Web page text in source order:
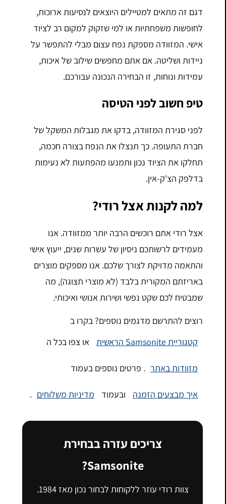
דגם זה מתאים למטיילים היוצאים לנסיעות ארוכות,
לחופשות משפחתיות או למי שזקוק למקום רב לציוד
אישי. המזוודה מספקת נפח עצום מבלי להתפשר על
ניידות ושליטה. אם אתם מחפשים שילוב של איכות,
עמידות ונוחות, זו הבחירה הנכונה עבורכם.
טיפ חשוב לפני הטיסה
לפני סגירת המזוודה, בדקו את מגבלות המשקל של
חברת התעופה. כך תנצלו את הנפח בצורה חכמה,
תחלקו את הציוד נכון ותמנעו מהפתעות לא נעימות
בדלפק הצ'ק-אין.
למה לקנות אצל רודי?
אצל רודי אתם רוכשים הרבה יותר ממזוודה. אנו
מעמידים לרשותכם ניסיון של עשרות שנים, ייעוץ אישי
והתאמה מדויקת לצורך שלכם. אנו מספקים מוצרים
באריזתם המקורית בלבד (לא מוצרי תצוגה), מה
שמבטיח לכם שקט נפשי ושירות אנושי ואיכותי.
רוצים להתרשם מדגמים נוספים? בקרו ב
קטגוריית Samsonite הראשית
או צפו בכל ה
מזוודות באתר . פרטים נוספים בעמוד
איך מבצעים הזמנה ובעמוד מדיניות משלוחים
צריכים עזרה בבחירת
Samsonite?
צוות רודי עוזר ללקוחות לבחור נכון מאז 1984.